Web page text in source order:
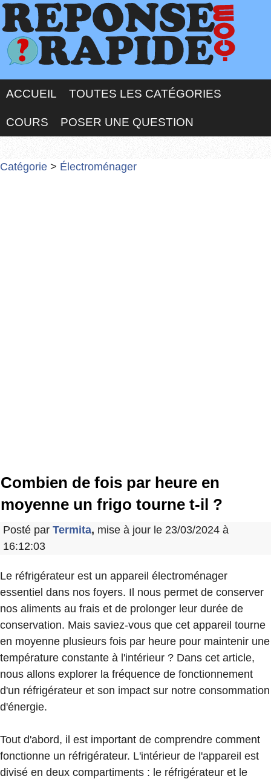
ACCUEIL TOUTES LES CATÉGORIES
COURS POSER UNE QUESTION
Catégorie > Électroménager
Combien de fois par heure en
moyenne un frigo tourne t-il ?
Posté par Termita, mise à jour le 23/03/2024 à
16:12:03
Le réfrigérateur est un appareil électroménager
essentiel dans nos foyers. Il nous permet de conserver
nos aliments au frais et de prolonger leur durée de
conservation. Mais saviez-vous que cet appareil tourne
en moyenne plusieurs fois par heure pour maintenir une
température constante à l'intérieur ? Dans cet article,
nous allons explorer la fréquence de fonctionnement
d'un réfrigérateur et son impact sur notre consommation
d'énergie.
Tout d'abord, il est important de comprendre comment
fonctionne un réfrigérateur. L'intérieur de l'appareil est
divisé en deux compartiments : le réfrigérateur et le